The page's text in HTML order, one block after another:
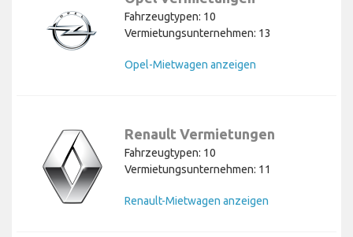
Fahrzeugtypen: 10
Vermietungsunternehmen: 13
Opel-Mietwagen anzeigen
Renault Vermietungen
Fahrzeugtypen: 10
Vermietungsunternehmen: 11
Renault-Mietwagen anzeigen